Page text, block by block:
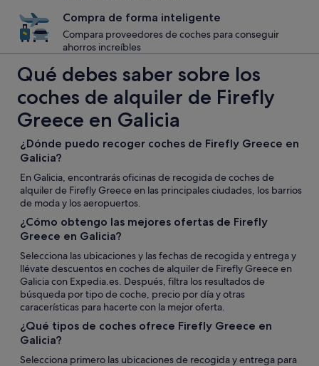
Compra de forma inteligente
Compara proveedores de coches para conseguir
ahorros increíbles
Qué debes saber sobre los
coches de alquiler de Firefly
Greece en Galicia
¿Dónde puedo recoger coches de Firefly Greece en
Galicia?
En Galicia, encontrarás oficinas de recogida de coches de
alquiler de Firefly Greece en las principales ciudades, los barrios
de moda y los aeropuertos.
¿Cómo obtengo las mejores ofertas de Firefly
Greece en Galicia?
Selecciona las ubicaciones y las fechas de recogida y entrega y
llévate descuentos en coches de alquiler de Firefly Greece en
Galicia con Expedia.es. Después, filtra los resultados de
búsqueda por tipo de coche, precio por día y otras
caracerísticas para hacerte con la mejor oferta.
¿Qué tipos de coches ofrece Firefly Greece en
Galicia?
Selecciona primero las ubicaciones de recogida y entrega para